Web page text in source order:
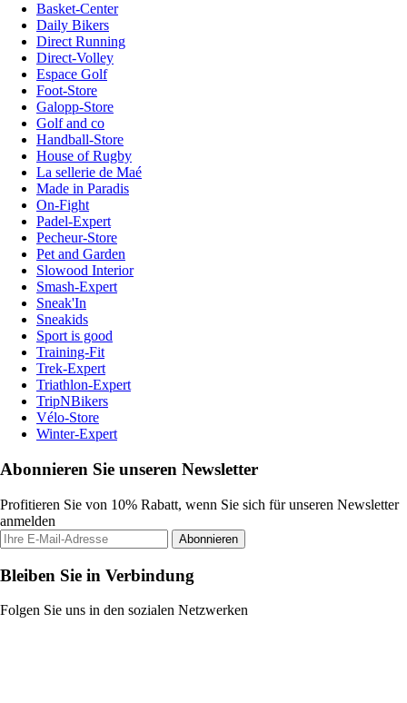
Basket-Center
Daily Bikers
Direct Running
Direct-Volley
Espace Golf
Foot-Store
Galopp-Store
Golf and co
Handball-Store
House of Rugby
La sellerie de Maé
Made in Paradis
On-Fight
Padel-Expert
Pecheur-Store
Pet and Garden
Slowood Interior
Smash-Expert
Sneak'In
Sneakids
Sport is good
Training-Fit
Trek-Expert
Triathlon-Expert
TripNBikers
Vélo-Store
Winter-Expert
Abonnieren Sie unseren Newsletter
Profitieren Sie von 10% Rabatt, wenn Sie sich für unseren Newsletter
anmelden
Abonnieren
Bleiben Sie in Verbindung
Folgen Sie uns in den sozialen Netzwerken